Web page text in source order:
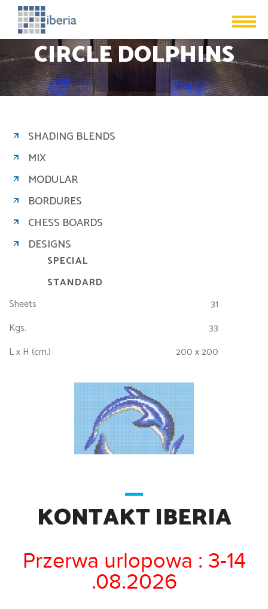
CIRCLE DOLPHINS
SHADING BLENDS
MIX
MODULAR
BORDURES
CHESS BOARDS
DESIGNS
SPECIAL
STANDARD
Sheets
31
Kgs.
33
L x H (cm.)
200 x 200
KONTAKT IBERIA
Przerwa urlopowa : 3-14
.08.2026